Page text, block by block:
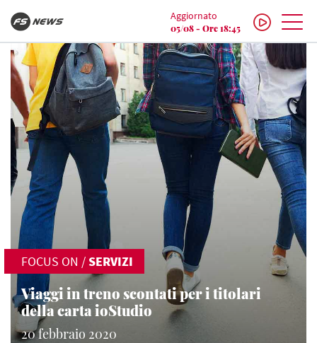
Aggiornato
05/08 - Ore 18:45
FOCUS ON /SERVIZI
Viaggi in treno scontati per i titolari
della carta ioStudio
20 febbraio 2020